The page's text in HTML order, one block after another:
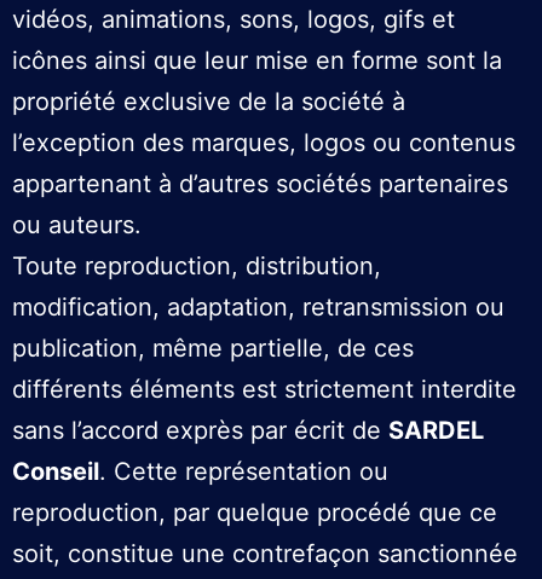
vidéos, animations, sons, logos, gifs et
icônes ainsi que leur mise en forme sont la
propriété exclusive de la société à
l’exception des marques, logos ou contenus
appartenant à d’autres sociétés partenaires
ou auteurs.
Toute reproduction, distribution,
modification, adaptation, retransmission ou
publication, même partielle, de ces
différents éléments est strictement interdite
sans l’accord exprès par écrit de SARDEL
Conseil. Cette représentation ou
reproduction, par quelque procédé que ce
soit, constitue une contrefaçon sanctionnée